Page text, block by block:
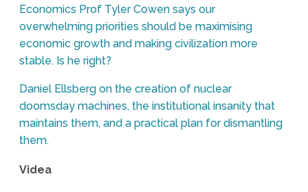
Economics Prof Tyler Cowen says our
overwhelming priorities should be maximising
economic growth and making civilization more
stable. Is he right?
Daniel Ellsberg on the creation of nuclear
doomsday machines, the institutional insanity that
maintains them, and a practical plan for dismantling
them.
Videa